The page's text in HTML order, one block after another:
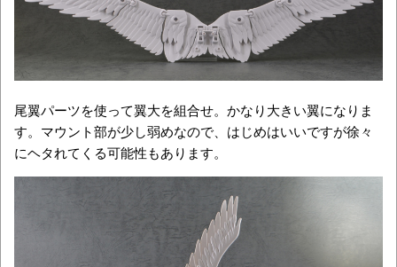
尾翼パーツを使って翼大を組合せ。かなり大きい翼になりま
す。マウント部が少し弱めなので、はじめはいいですが徐々
にヘタれてくる可能性もあります。